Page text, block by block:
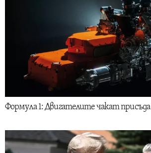
Формула 1: Двигателите чакат присъда